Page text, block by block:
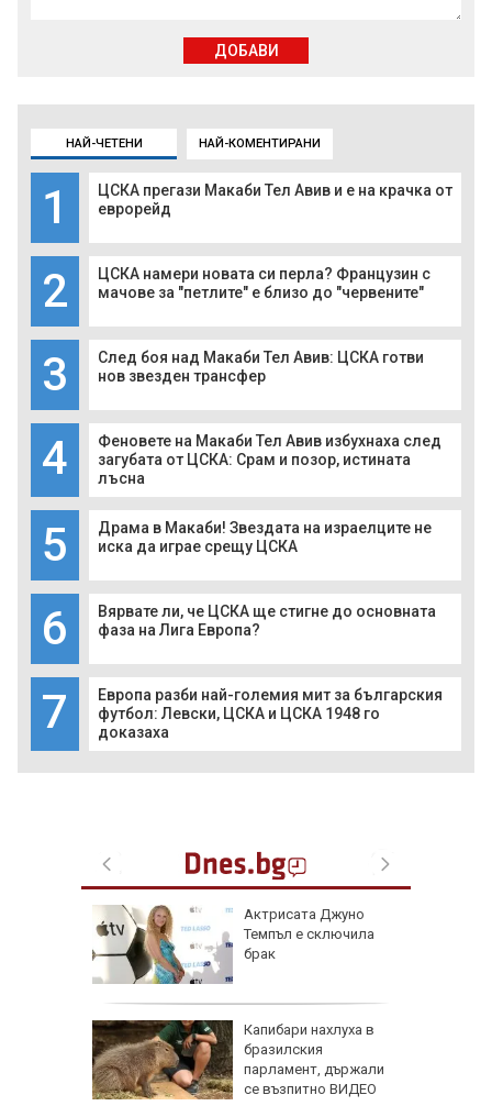
НАЙ-ЧЕТЕНИ НАЙ-КОМЕНТИРАНИ
1
ЦСКА прегази Макаби Тел Авив и е на крачка от
еврорейд
2
ЦСКА намери новата си перла? Французин с
мачове за "петлите" е близо до "червените"
3
След боя над Макаби Тел Авив: ЦСКА готви
нов звезден трансфер
4
Феновете на Макаби Тел Авив избухнаха след
загубата от ЦСКА: Срам и позор, истината
лъсна
5
Драма в Макаби! Звездата на израелците не
иска да играе срещу ЦСКА
6
Вярвате ли, че ЦСКА ще стигне до основната
фаза на Лига Европа?
7
Европа разби най-големия мит за българския
футбол: Левски, ЦСКА и ЦСКА 1948 го
доказаха
Актрисата Джуно
Темпъл е сключила
брак
Капибари нахлуха в
бразилския
парламент, държали
се възпитно ВИДЕО
ДОБАВИ